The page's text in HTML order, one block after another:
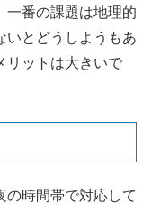
一番の課題は地理的
いとどうしようもあ
リットは大きいで
の時間帯で対応して